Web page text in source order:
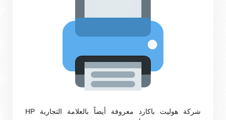
شركة هوليت باكارد معروفة أيضاً بالعلامة التجارية HP